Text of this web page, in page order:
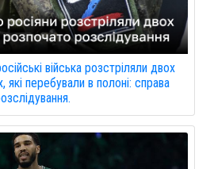
війська розстріляли двох
які перебували в полоні: справа